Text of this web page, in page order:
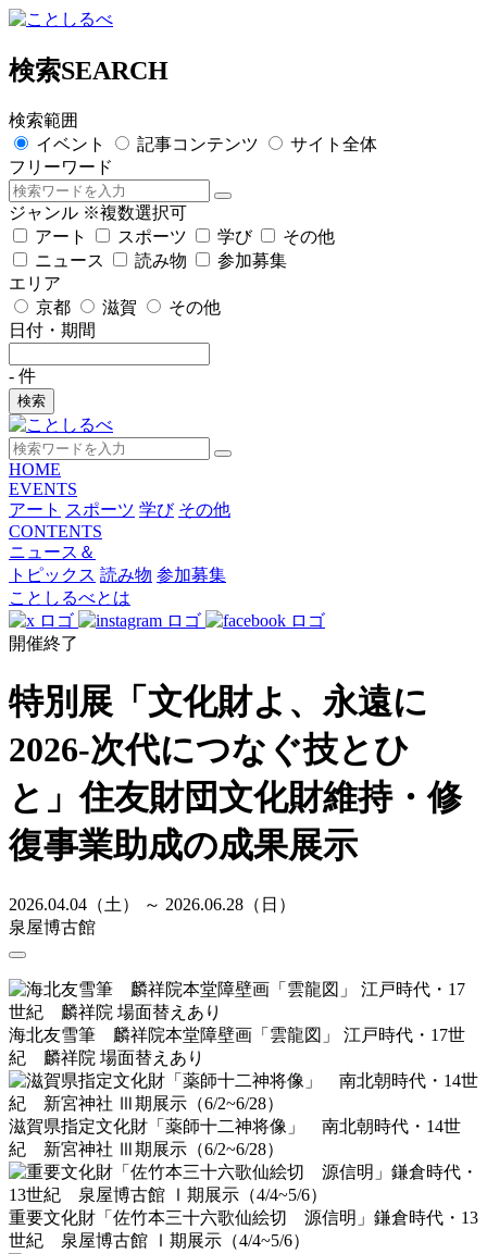
検索SEARCH
検索範囲
イベント
記事コンテンツ
サイト全体
フリーワード
ジャンル ※複数選択可
アート
スポーツ 学び
その他
ニュース
読み物
参加募集
エリア
京都
滋賀
その他
日付・期間
- 件
検索
HOME
EVENTS
アート スポーツ 学び その他
CONTENTS
ニュース＆
トピックス 読み物 参加募集
ことしるべとは
開催終了
特別展「文化財よ、永遠に
2026-次代につなぐ技とひ
と」住友財団文化財維持・修
復事業助成の成果展示
2026.04.04（土） ～ 2026.06.28（日）
泉屋博古館
海北友雪筆 麟祥院本堂障壁画「雲龍図」 江戸時代・17世
紀 麟祥院 場面替えあり
滋賀県指定文化財「薬師十二神将像」 南北朝時代・14世
紀 新宮神社 Ⅲ期展示（6/2~6/28）
重要文化財「佐竹本三十六歌仙絵切 源信明」鎌倉時代・13
世紀 泉屋博古館 Ⅰ期展示（4/4~5/6）